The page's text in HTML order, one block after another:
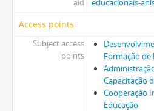
Access points
Subject access
points
Formação de
Capacitação
Cooperação
Educação